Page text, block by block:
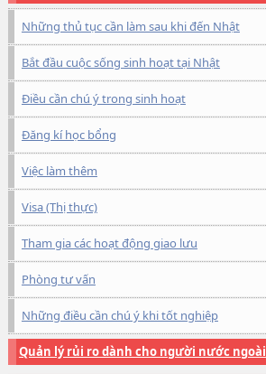
Những thủ tục cần làm sau khi đến Nhật
Bắt đầu cuộc sống sinh hoạt tại Nhật
Điều cần chú ý trong sinh hoạt
Đăng kí học bổng
Việc làm thêm
Visa (Thị thực)
Tham gia các hoạt động giao lưu
Phòng tư vấn
Những điều cần chú ý khi tốt nghiệp
Quản lý rủi ro dành cho người nước ngoài